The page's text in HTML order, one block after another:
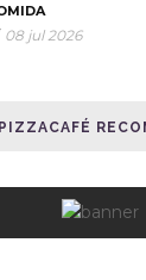
08 jul 2026
PIZZACAFÉ